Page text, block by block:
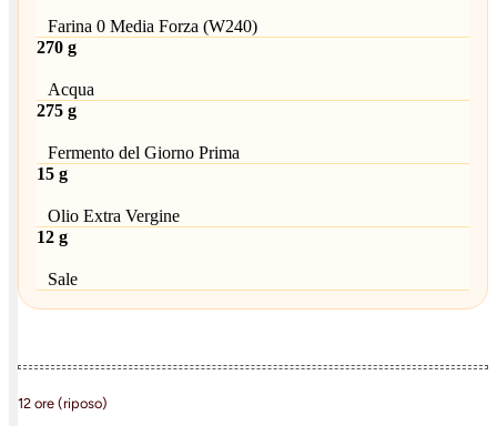
Farina 0 Media Forza (W240)
270 g
Acqua
275 g
Fermento del Giorno Prima
15 g
Olio Extra Vergine
12 g
Sale
12 ore (riposo)